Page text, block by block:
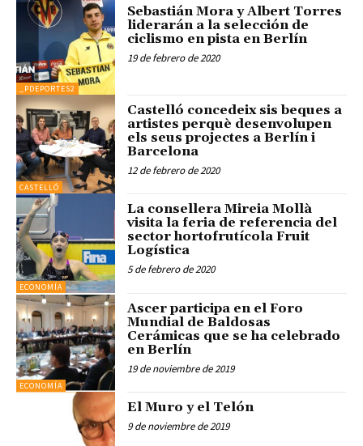
_PDEPORTES2
Sebastián Mora y Albert Torres
liderarán a la selección de
ciclismo en pista en Berlín
19 de febrero de 2020
CASTELLÓ
Castelló concedeix sis beques a
artistes perquè desenvolupen
els seus projectes a Berlín i
Barcelona
12 de febrero de 2020
ECONOMÍA
La consellera Mireia Mollà
visita la feria de referencia del
sector hortofrutícola Fruit
Logística
5 de febrero de 2020
ECONOMÍA
Ascer participa en el Foro
Mundial de Baldosas
Cerámicas que se ha celebrado
en Berlín
19 de noviembre de 2019
El Muro y el Telón
9 de noviembre de 2019